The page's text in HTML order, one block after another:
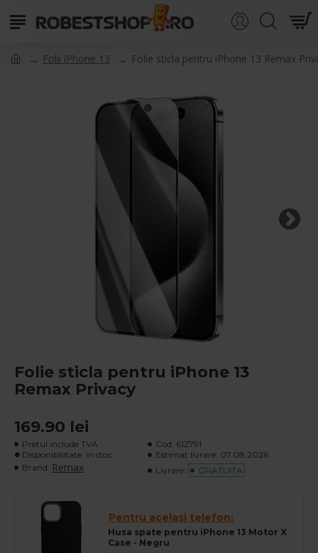
Folii iPhone 13 Folie sticla pentru iPhone 13 Remax
Folie sticla pentru iPhone 13
Remax Privacy
169.90 lei
Pretul include TVA
Disponibilitate: In stoc
Brand: Remax
Cod: 612791
Estimat livrare: 07.08.2026
Livrare:
GRATUITA
Pentru acelasi telefon:
Husa spate pentru iPhone 13 Motor X
Case - Negru